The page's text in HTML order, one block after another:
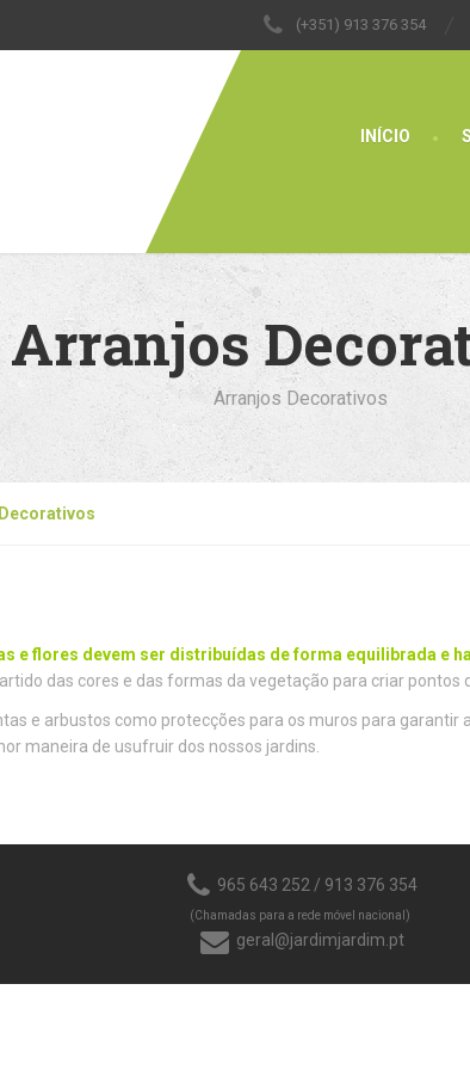
(+351) 913 376 354
INÍCIO
Arranjos
Arranjos Decorativos
e flores devem ser distribuídas de forma equilibrada e
das cores e das formas da vegetação para criar pontos
e arbustos como protecções para os muros para
maneira de usufruir dos nossos jardins.
965 643 252 / 913 376 354
(Chamadas para a rede móvel nacional)
geral@jardimjardim.pt